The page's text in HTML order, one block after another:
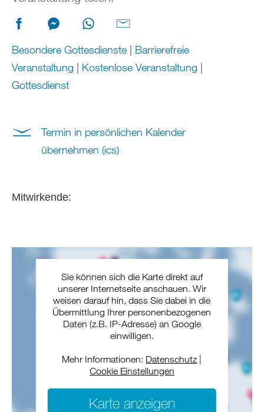
Besondere Gottesdienste | Barrierefreie
Veranstaltung | Kostenlose Veranstaltung |
Gottesdienst
Termin in persönlichen Kalender
übernehmen (ics)
Mitwirkende:
Sie können sich die Karte direkt auf
unserer Internetseite anschauen. Wir
weisen darauf hin, dass Sie dabei in die
Übermittlung Ihrer personenbezogenen
Daten (z.B. IP-Adresse) an Google
einwilligen.
Mehr Informationen: Datenschutz
Cookie Einstellungen
Karte anzeigen